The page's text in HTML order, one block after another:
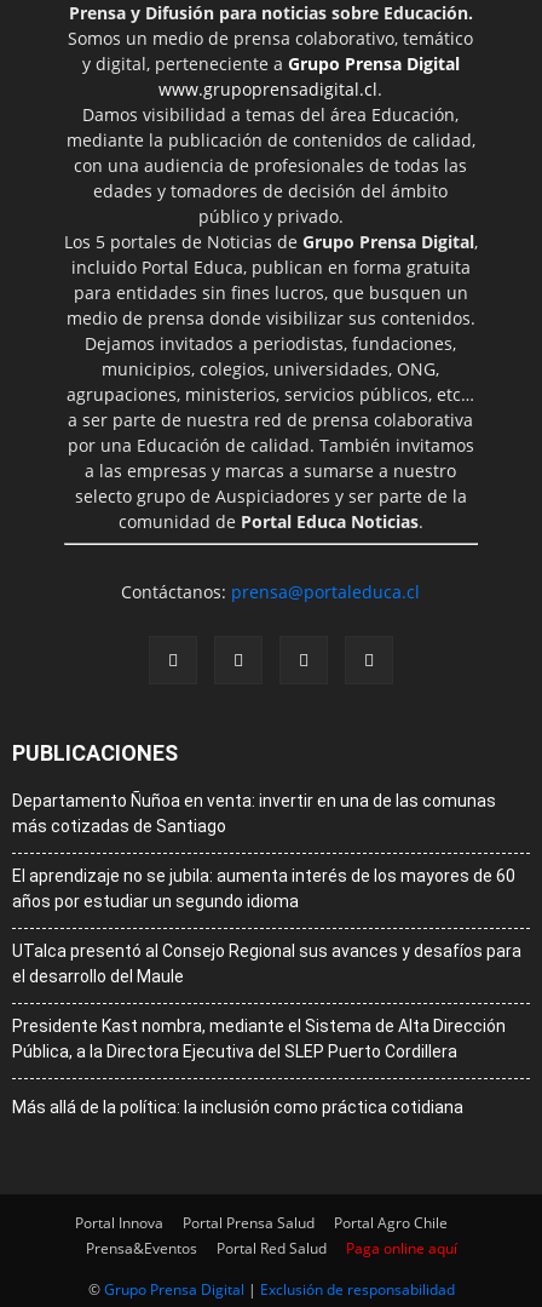
Prensa y Difusión para noticias sobre Educación.
Somos un medio de prensa colaborativo, temático
y digital, perteneciente a Grupo Prensa Digital
www.grupoprensadigital.cl.
Damos visibilidad a temas del área Educación,
mediante la publicación de contenidos de calidad,
con una audiencia de profesionales de todas las
edades y tomadores de decisión del ámbito
público y privado.
Los 5 portales de Noticias de Grupo Prensa Digital,
incluido Portal Educa, publican en forma gratuita
para entidades sin fines lucros, que busquen un
medio de prensa donde visibilizar sus contenidos.
Dejamos invitados a periodistas, fundaciones,
municipios, colegios, universidades, ONG,
agrupaciones, ministerios, servicios públicos, etc…
a ser parte de nuestra red de prensa colaborativa
por una Educación de calidad. También invitamos
a las empresas y marcas a sumarse a nuestro
selecto grupo de Auspiciadores y ser parte de la
comunidad de Portal Educa Noticias.
Contáctanos: prensa@portaleduca.cl
PUBLICACIONES
Departamento Ñuñoa en venta: invertir en una de las comunas
más cotizadas de Santiago
El aprendizaje no se jubila: aumenta interés de los mayores de 60
años por estudiar un segundo idioma
UTalca presentó al Consejo Regional sus avances y desafíos para
el desarrollo del Maule
Presidente Kast nombra, mediante el Sistema de Alta Dirección
Pública, a la Directora Ejecutiva del SLEP Puerto Cordillera
Más allá de la política: la inclusión como práctica cotidiana
Portal Innova Portal Prensa Salud
Portal Agro Chile
Prensa&Eventos
Portal Red Salud
Paga online aquí
©Grupo Prensa Digital | Exclusión de responsabilidad